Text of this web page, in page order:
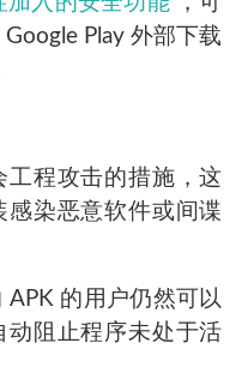
Play 外部下载
工程攻击的措施，这
染恶意软件或间谍
的用户仍然可以
动阻止程序未处于活